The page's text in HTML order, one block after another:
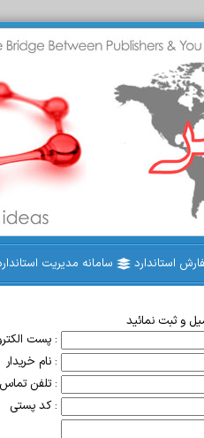
استاندارد سامانه مدیریت
و ثبت نمائید
پست الکترونیک :
نام خریدار :
تلفن تماس :
کد پستی :